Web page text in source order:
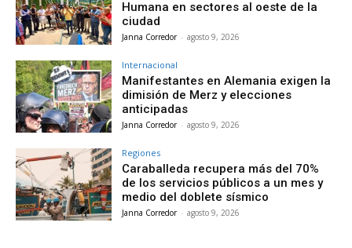
Humana en sectores al oeste de la
ciudad
Janna Corredor - agosto 9, 2026
Internacional
Manifestantes en Alemania exigen la
dimisión de Merz y elecciones
anticipadas
Janna Corredor - agosto 9, 2026
Regiones
Caraballeda recupera más del 70%
de los servicios públicos a un mes y
medio del doblete sísmico
Janna Corredor - agosto 9, 2026